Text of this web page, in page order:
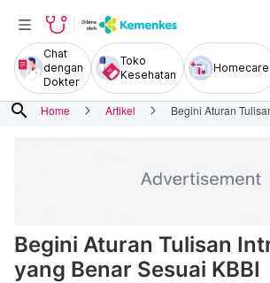
Chat
dengan
Dokter
Toko
Kesehatan
Homecare
search Home Artikel Begini Aturan
Begini Aturan Tulisan
yang Benar Sesuai KBBI